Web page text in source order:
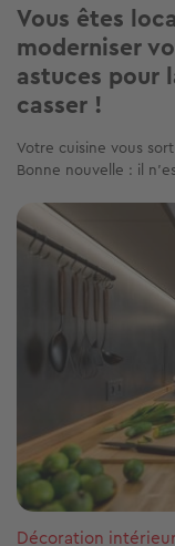
Vous êtes
moderniser
astuces pour
casser !
Votre cuisine vous
Bonne nouvelle : il
Image
Décoration